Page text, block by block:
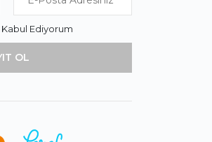
Kabul Ediyorum